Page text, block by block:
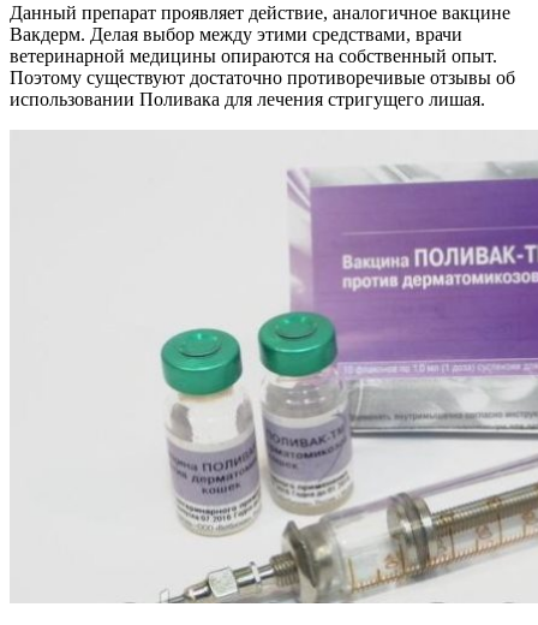
Данный препарат проявляет действие, аналогичное вакцине
Вакдерм. Делая выбор между этими средствами, врачи
ветеринарной медицины опираются на собственный опыт.
Поэтому существуют достаточно противоречивые отзывы об
использовании Поливака для лечения стригущего лишая.